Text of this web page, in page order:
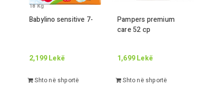
Babylino sensitive 7-
18Kg
2,199Lekë
Shto në shportë
Pampers premium
care52cp
1,699Lekë
Shto në shportë